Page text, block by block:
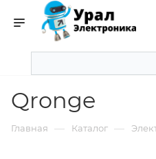
Qronge
Главная — Каталог —